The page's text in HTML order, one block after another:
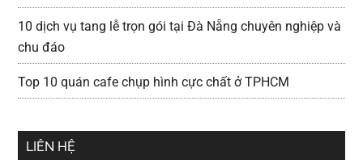
10 dịch vụ tang lễ trọn gói tại Đà Nẵng chuyên nghiệp và
chu đáo
Top 10 quán cafe chụp hình cực chất ở TPHCM
LIÊN HỆ